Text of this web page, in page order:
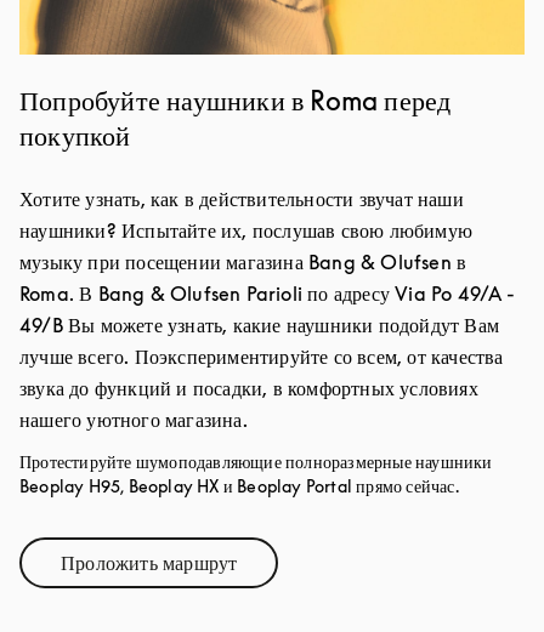
Попробуйте наушники в Roma перед
покупкой
Хотите узнать, как в действительности звучат наши
наушники? Испытайте их, послушав свою любимую
музыку при посещении магазина Bang & Olufsen в
Roma. В Bang & Olufsen Parioli по адресу Via Po 49/A -
49/B Вы можете узнать, какие наушники подойдут Вам
лучше всего. Поэкспериментируйте со всем, от качества
звука до функций и посадки, в комфортных условиях
нашего уютного магазина.
Протестируйте шумоподавляющие полноразмерные наушники
Beoplay H95, Beoplay HX и Beoplay Portal прямо сейчас.
Проложить маршрутLink Opens in New Tab